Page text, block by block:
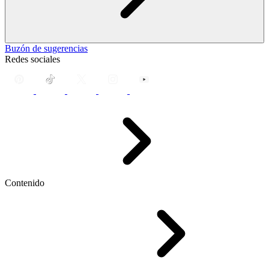
Buzón de sugerencias
Redes sociales
Contenido